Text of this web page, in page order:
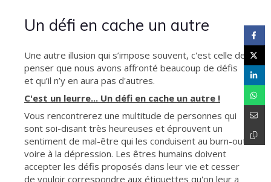
Un défi en cache un autre
Une autre illusion qui s’impose souvent, c'est celle de
penser que nous avons affronté beaucoup de défis
et qu’il n’y en aura pas d'autres.
C'est un leurre... Un défi en cache un autre !
Vous rencontrerez une multitude de personnes qui
sont soi-disant très heureuses et éprouvent un
sentiment de mal-être qui les conduisent au burn-out
voire à la dépression. Les êtres humains doivent
accepter les défis proposés dans leur vie et cesser
de vouloir correspondre aux étiquettes qu'on leur a